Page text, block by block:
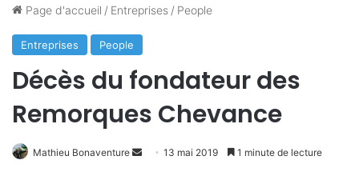
Page d'accueil / Entreprises / People
Entreprises People
Décès du fondateur des
Remorques Chevance
Mathieu Bonaventure 13 mai 2019 1 minute de lecture